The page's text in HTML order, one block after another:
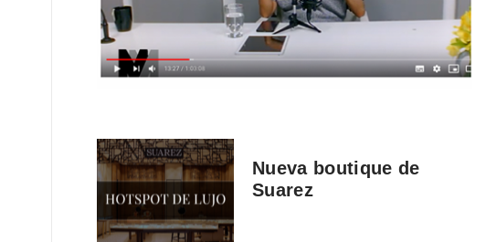
Nueva boutique de
Suarez